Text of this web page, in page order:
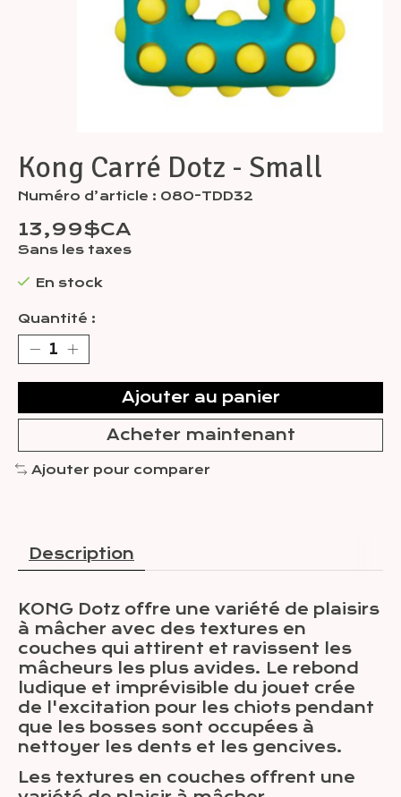
Kong Carré Dotz - Small
Numéro d’article : 080-TDD32
13,99$CA
Sans les taxes
En stock
Quantité :
Ajouter au panier
Acheter maintenant
Ajouter pour comparer
Description
KONG Dotz offre une variété de plaisirs
à mâcher avec des textures en
couches qui attirent et ravissent les
mâcheurs les plus avides. Le rebond
ludique et imprévisible du jouet crée
de l'excitation pour les chiots pendant
que les bosses sont occupées à
nettoyer les dents et les gencives.
Les textures en couches offrent une